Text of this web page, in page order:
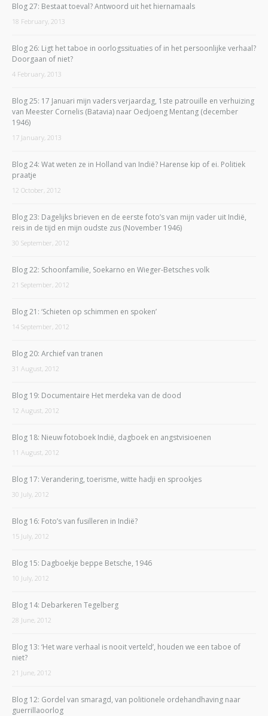
Blog 27: Bestaat toeval? Antwoord uit het hiernamaals
18 February, 2013
Blog 26: Ligt het taboe in oorlogssituaties of in het persoonlijke verhaal?
Doorgaan of niet?
4 February, 2013
Blog 25: 17 Januari mijn vaders verjaardag, 1ste patrouille en verhuizing
van Meester Cornelis (Batavia) naar Oedjoeng Mentang (december
1946)
17 January, 2013
Blog 24: Wat weten ze in Holland van Indië? Harense kip of ei. Politiek
praatje
12 October, 2012
Blog 23: Dagelijks brieven en de eerste foto’s van mijn vader uit Indië,
reis in de tijd en mijn oudste zus (November 1946)
30 September, 2012
Blog 22: Schoonfamilie, Soekarno en Wieger-Betsches volk
21 September, 2012
Blog 21: ‘Schieten op schimmen en spoken’
14 September, 2012
Blog 20: Archief van tranen
31 August, 2012
Blog 19: Documentaire Het merdeka van de dood
12 August, 2012
Blog 18: Nieuw fotoboek Indië, dagboek en angstvisioenen
11 August, 2012
Blog 17: Verandering, toerisme, witte hadji en sprookjes
30 July, 2012
Blog 16: Foto’s van fusilleren in Indië?
15 July, 2012
Blog 15: Dagboekje beppe Betsche, 1946
10 July, 2012
Blog 14: Debarkeren Tegelberg
28 June, 2012
Blog 13: ‘Het ware verhaal is nooit verteld’, houden we een taboe of
niet?
21 June, 2012
Blog 12: Gordel van smaragd, van politionele ordehandhaving naar
guerrillaoorlog